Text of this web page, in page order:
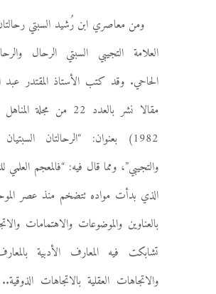
ومن معاصري ابن رُشيد السبتي
العلامة التجيبي السبتي الرحال
الحاحي. وقد كتب الأستاذ المقتدر عبد
مقالا نشر بالعدد 22 من مجلة
1982) بعنوان: “الرحالتان
والتجيبي”، ومما قال فيه: “فالمعجم العلمي
الذي بدأت مواده تتضخم منذ عصر
بالعناوين والموضوعات والاهتمامات
تشابكت فيه المعارف الأدبية
والاتجاهات العقلية بالاتجاهات